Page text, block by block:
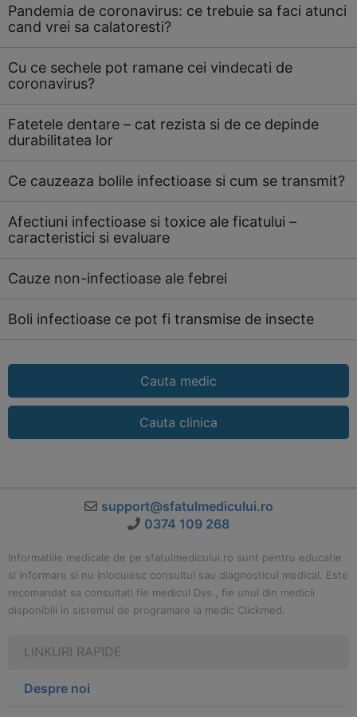
Pandemia de coronavirus: ce trebuie sa faci atunci
cand vrei sa calatoresti?
Cu ce sechele pot ramane cei vindecati de
coronavirus?
Fatetele dentare – cat rezista si de ce depinde
durabilitatea lor
Ce cauzeaza bolile infectioase si cum se transmit?
Afectiuni infectioase si toxice ale ficatului –
caracteristici si evaluare
Cauze non-infectioase ale febrei
Boli infectioase ce pot fi transmise de insecte
Cauta medic
Cauta clinica
support@sfatulmedicului.ro
0374 109 268
Informatiile medicale de pe sfatulmedicului.ro sunt pentru educatie
si informare si nu inlocuiesc consultul sau diagnosticul medical. Este
recomandat sa consultati fie medicul Dvs., fie unul din medicii
disponibili in sistemul de programare la medic Clickmed.
LINKURI RAPIDE
Despre noi